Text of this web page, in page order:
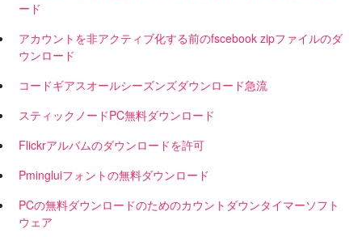
ード
アカウントを非アクティブ化する前のfscebook zipファイルのダ
ウンロード
コードギアスオールシーズンズダウンロード急流
スティックノードPC無料ダウンロード
Flickrアルバムのダウンロードを許可
Pmingluiフォントの無料ダウンロード
PCの無料ダウンロードのためのカウントダウンタイマーソフト
ウェア